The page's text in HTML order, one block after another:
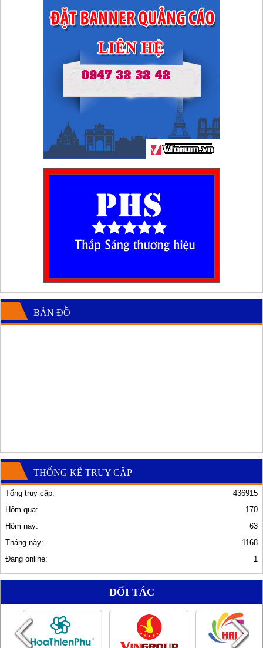
BẢN ĐỒ
THỐNG KÊ TRUY CẬP
436915
Tổng truy cập:
170
Hôm qua:
63
Hôm nay:
1168
Tháng này:
1
Đang online:
ĐỐI TÁC